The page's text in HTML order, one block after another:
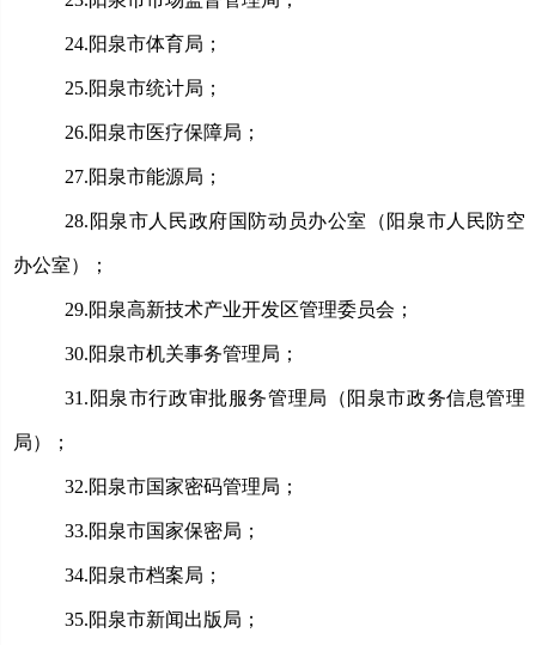
24.阳泉市体育局；
25.阳泉市统计局；
26.阳泉市医疗保障局；
27.阳泉市能源局；
28. 阳泉市人民政府国防动员办公室（阳泉市人民防空
办公室）；
29.阳泉高新技术产业开发区管理委员会；
30.阳泉市机关事务管理局；
31. 阳泉市行政审批服务管理局（阳泉市政务信息管理
局）；
32.阳泉市国家密码管理局；
33.阳泉市国家保密局；
34.阳泉市档案局；
35.阳泉市新闻出版局；